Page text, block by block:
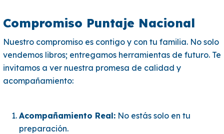
Compromiso Puntaje Nacional
Nuestro compromiso es contigo y con tu familia. No solo
vendemos libros; entregamos herramientas de futuro. Te
invitamos a ver nuestra promesa de calidad y
acompañamiento:
Acompañamiento Real: No estás solo en tu
preparación.